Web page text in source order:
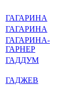
ГАГАРИНА
ГАГАРИНА
ГАГАРИНА-
ГАРНЕР
ГАДДУМ
ГАДЖЕВ